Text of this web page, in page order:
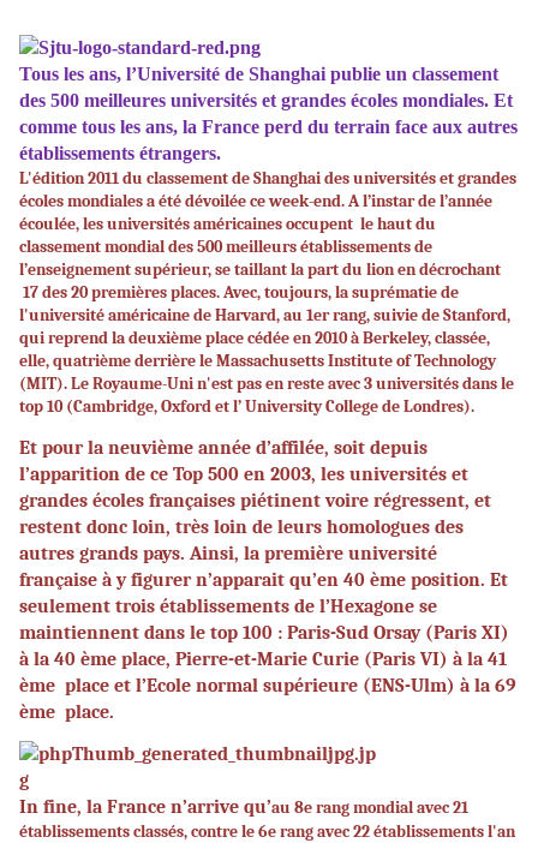
Tous les ans, l’Université de Shanghai publie un classement
des 500 meilleures universités et grandes écoles mondiales. Et
comme tous les ans, la France perd du terrain face aux autres
établissements étrangers.
L'édition 2011 du classement de Shanghai des universités et grandes
écoles mondiales a été dévoilée ce week-end. A l’instar de l’année
écoulée, les universités américaines occupent le haut du
classement mondial des 500 meilleurs établissements de
l’enseignement supérieur, se taillant la part du lion en décrochant
17 des 20 premières places. Avec, toujours, la suprématie de
l'université américaine de Harvard, au 1er rang, suivie de Stanford,
qui reprend la deuxième place cédée en 2010 à Berkeley, classée,
elle, quatrième derrière le Massachusetts Institute of Technology
(MIT). Le Royaume-Uni n'est pas en reste avec 3 universités dans le
top 10 (Cambridge, Oxford et l’ University College de Londres).
Et pour la neuvième année d’affilée, soit depuis
l’apparition de ce Top 500 en 2003, les universités et
grandes écoles françaises piétinent voire régressent, et
restent donc loin, très loin de leurs homologues des
autres grands pays. Ainsi, la première université
française à y figurer n’apparait qu’en 40 ème position. Et
seulement trois établissements de l’Hexagone se
maintiennent dans le top 100 : Paris-Sud Orsay (Paris XI)
à la 40 ème place, Pierre-et-Marie Curie (Paris VI) à la 41
ème place et l’Ecole normal supérieure (ENS-Ulm) à la 69
ème place.
In fine, la France n’arrive qu’au 8e rang mondial avec 21
établissements classés, contre le 6e rang avec 22 établissements l'an